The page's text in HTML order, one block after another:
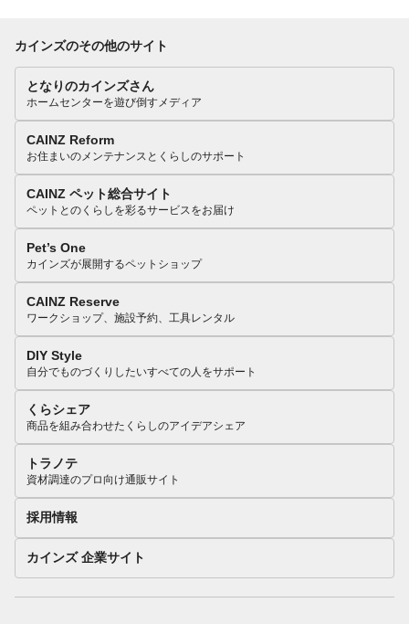
カインズのその他のサイト
となりのカインズさん
ホームセンターを遊び倒すメディア
CAINZ Reform
お住まいのメンテナンスとくらしのサポート
CAINZ ペット総合サイト
ペットとのくらしを彩るサービスをお届け
Pet’s One
カインズが展開するペットショップ
CAINZ Reserve
ワークショップ、施設予約、工具レンタル
DIY Style
自分でものづくりしたいすべての人をサポート
くらシェア
商品を組み合わせたくらしのアイデアシェア
トラノテ
資材調達のプロ向け通販サイト
採用情報
カインズ 企業サイト